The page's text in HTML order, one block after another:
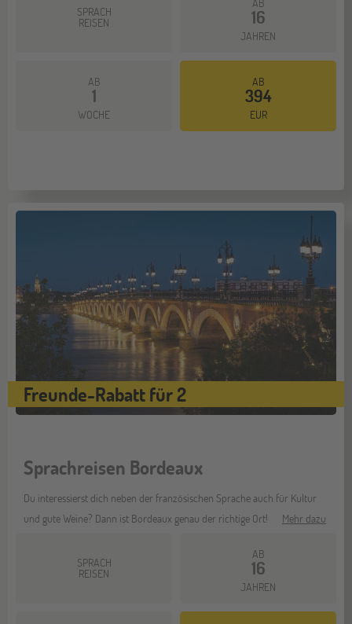
SPRACH
REISEN 16
JAHREN
AB
1
WOCHE
AB
394
EUR
Freunde-Rabatt für 2
Sprachreisen Bordeaux
Du interessierst dich neben der französischen Sprache auch für Kultur
und gute Weine? Dann ist Bordeaux genau der richtige Ort!
Mehr dazu
SPRACH
REISEN
AB
16
JAHREN